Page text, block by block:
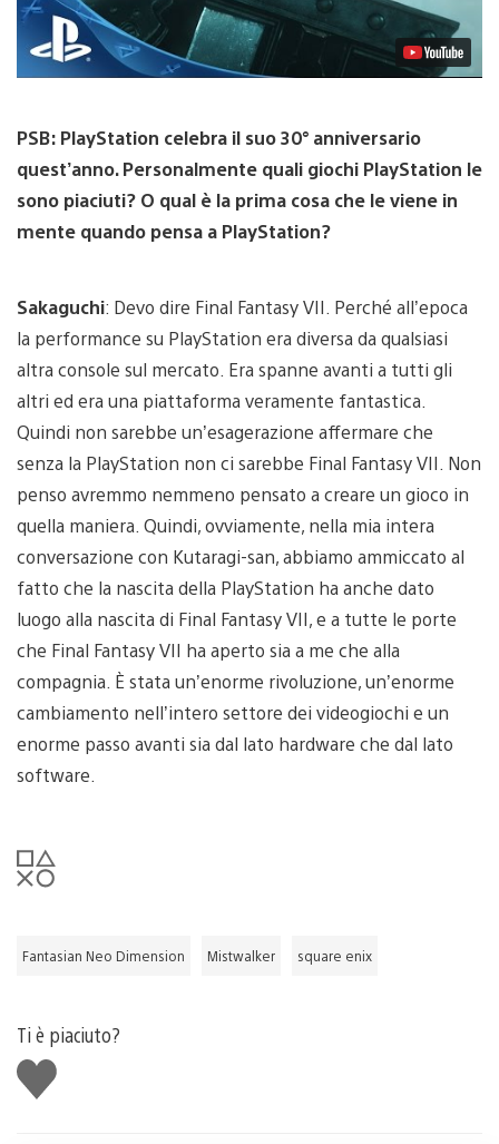
PSB: PlayStation celebra il suo 30° anniversario
quest’anno. Personalmente quali giochi PlayStation le
sono piaciuti? O qual è la prima cosa che le viene in
mente quando pensa a PlayStation?
Sakaguchi: Devo dire Final Fantasy VII. Perché all’epoca
la performance su PlayStation era diversa da qualsiasi
altra console sul mercato. Era spanne avanti a tutti gli
altri ed era una piattaforma veramente fantastica.
Quindi non sarebbe un’esagerazione affermare che
senza la PlayStation non ci sarebbe Final Fantasy VII. Non
penso avremmo nemmeno pensato a creare un gioco in
quella maniera. Quindi, ovviamente, nella mia intera
conversazione con Kutaragi-san, abbiamo ammiccato al
fatto che la nascita della PlayStation ha anche dato
luogo alla nascita di Final Fantasy VII, e a tutte le porte
che Final Fantasy VII ha aperto sia a me che alla
compagnia. È stata un’enorme rivoluzione, un’enorme
cambiamento nell’intero settore dei videogiochi e un
enorme passo avanti sia dal lato hardware che dal lato
software.
Fantasian Neo Dimension Mistwalker square enix
Ti è piaciuto?
Mi
piace